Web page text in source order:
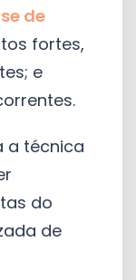
de
fortes,
e
a técnica
do
de